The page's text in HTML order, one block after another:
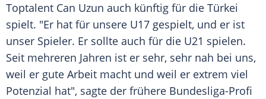
Toptalent Can Uzun auch künftig für die Türkei
spielt. "Er hat für unsere U17 gespielt, und er ist
unser Spieler. Er sollte auch für die U21 spielen.
Seit mehreren Jahren ist er sehr, sehr nah bei uns,
weil er gute Arbeit macht und weil er extrem viel
Potenzial hat", sagte der frühere Bundesliga-Profi